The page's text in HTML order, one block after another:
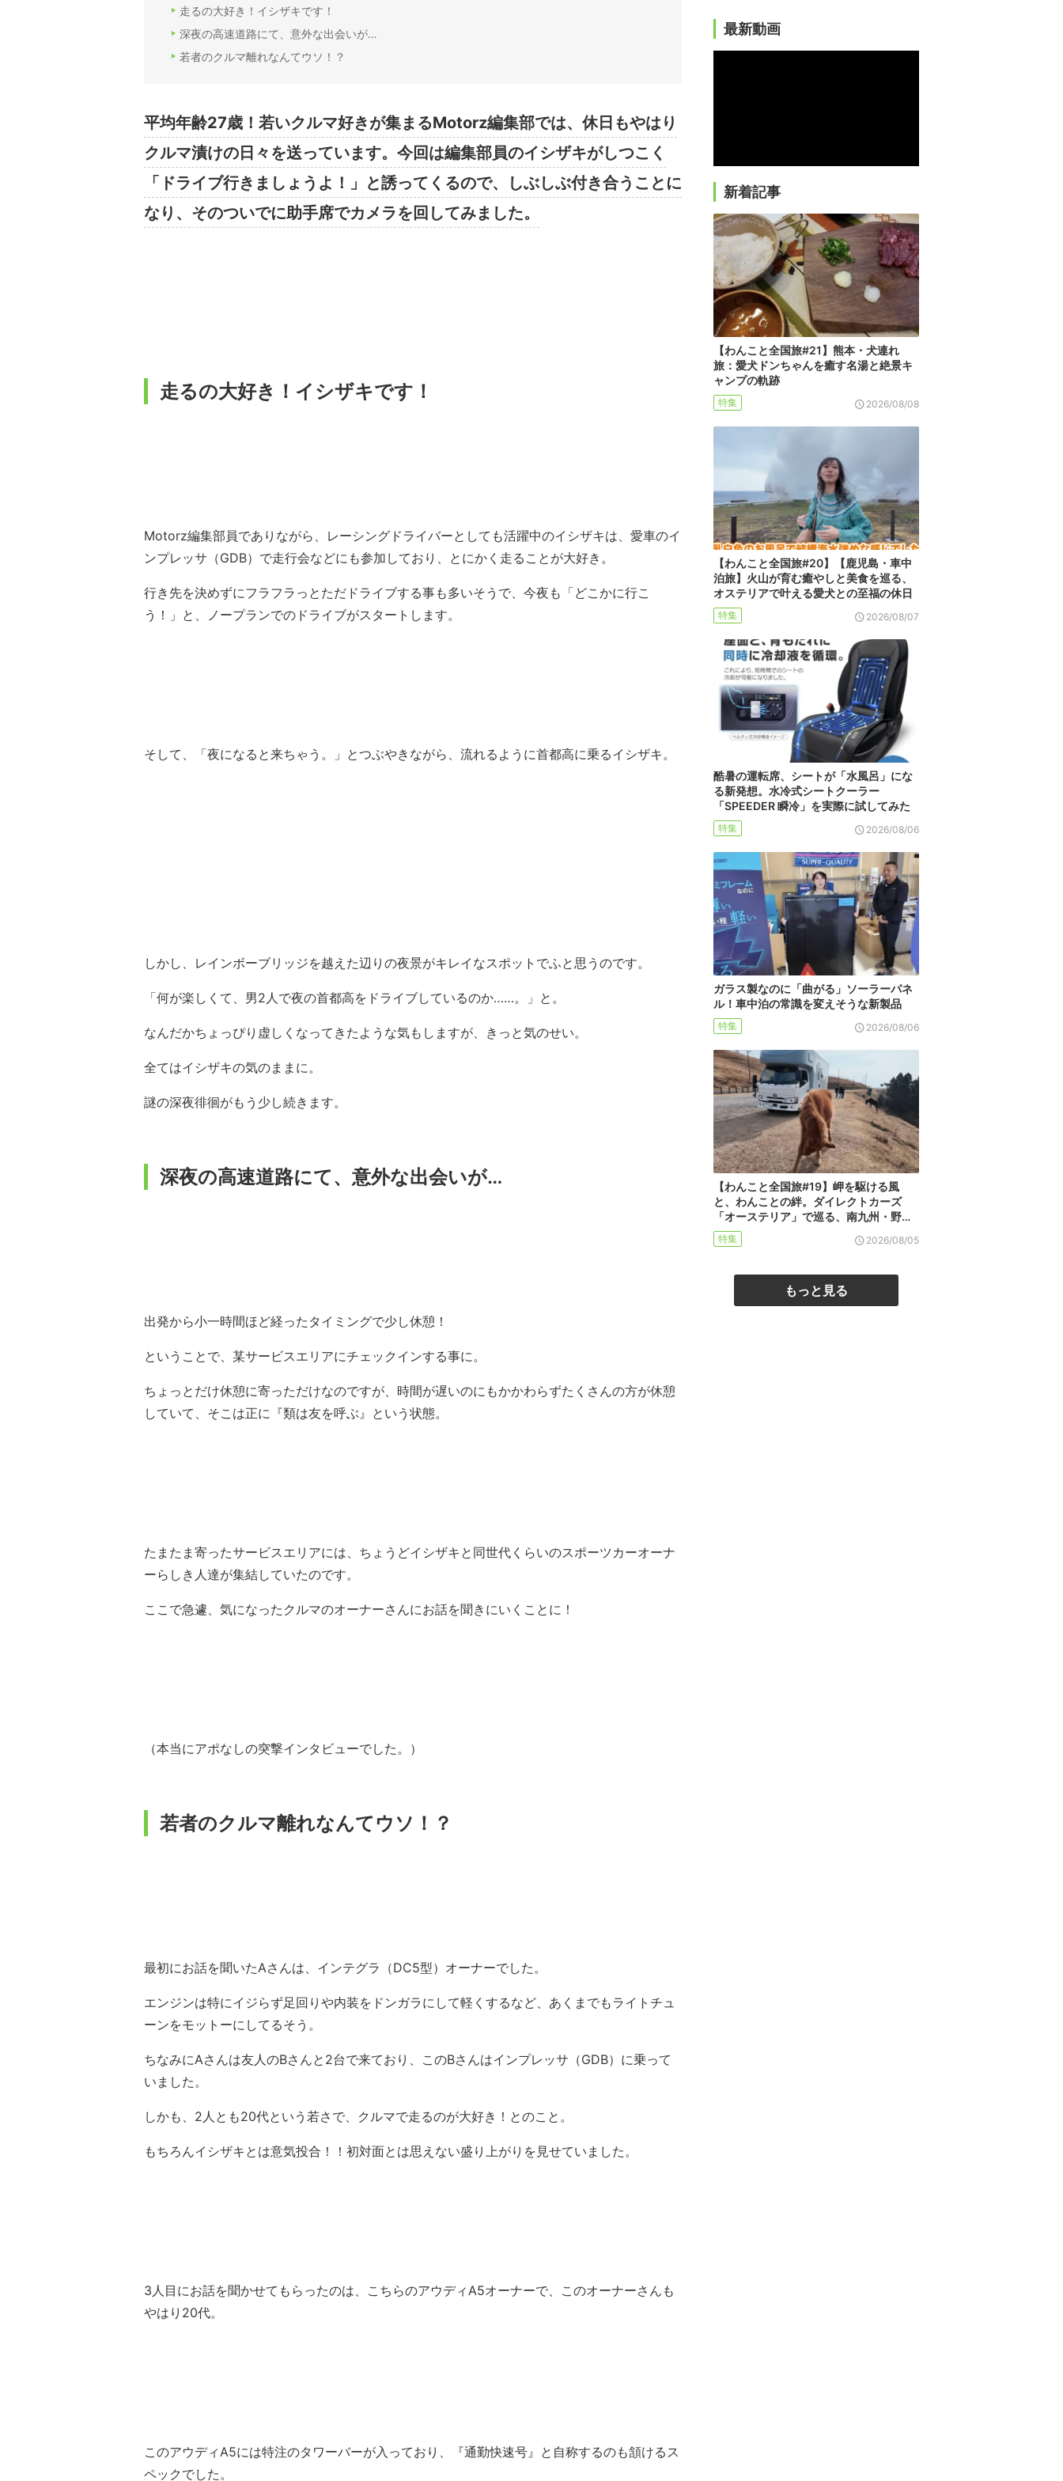
走るの大好き！イシザキです！
深夜の高速道路にて、意外な出会いが…
若者のクルマ離れなんてウソ！？
平均年齢27歳！若いクルマ好きが集まるMotorz編集部では、休日もやはり
クルマ漬けの日々を送っています。今回は編集部員のイシザキがしつこく
「ドライブ行きましょうよ！」と誘ってくるので、しぶしぶ付き合うことに
なり、そのついでに助手席でカメラを回してみました。
走るの大好き！イシザキです！
Motorz編集部員でありながら、レーシングドライバーとしても活躍中のイシザキは、愛車のイ
ンプレッサ（GDB）で走行会などにも参加しており、とにかく走ることが大好き。
行き先を決めずにフラフラっとただドライブする事も多いそうで、今夜も「どこかに行こ
う！」と、ノープランでのドライブがスタートします。
そして、「夜になると来ちゃう。」とつぶやきながら、流れるように首都高に乗るイシザキ。
しかし、レインボーブリッジを越えた辺りの夜景がキレイなスポットでふと思うのです。
「何が楽しくて、男2人で夜の首都高をドライブしているのか……。」と。
なんだかちょっぴり虚しくなってきたような気もしますが、きっと気のせい。
全てはイシザキの気のままに。
謎の深夜徘徊がもう少し続きます。
深夜の高速道路にて、意外な出会いが…
出発から小一時間ほど経ったタイミングで少し休憩！
ということで、某サービスエリアにチェックインする事に。
ちょっとだけ休憩に寄っただけなのですが、時間が遅いのにもかかわらずたくさんの方が休憩
していて、そこは正に『類は友を呼ぶ』という状態。
たまたま寄ったサービスエリアには、ちょうどイシザキと同世代くらいのスポーツカーオーナ
ーらしき人達が集結していたのです。
ここで急遽、気になったクルマのオーナーさんにお話を聞きにいくことに！
（本当にアポなしの突撃インタビューでした。）
若者のクルマ離れなんてウソ！？
最初にお話を聞いたAさんは、インテグラ（DC5型）オーナーでした。
エンジンは特にイジらず足回りや内装をドンガラにして軽くするなど、あくまでもライトチュ
ーンをモットーにしてるそう。
ちなみにAさんは友人のBさんと2台で来ており、このBさんはインプレッサ（GDB）に乗って
いました。
しかも、2人とも20代という若さで、クルマで走るのが大好き！とのこと。
もちろんイシザキとは意気投合！！初対面とは思えない盛り上がりを見せていました。
3人目にお話を聞かせてもらったのは、こちらのアウディA5オーナーで、このオーナーさんも
やはり20代。
このアウディA5には特注のタワーバーが入っており、『通勤快速号』と自称するのも頷けるス
ペックでした。
最新動画
新着記事
【わんこと全国旅#21】熊本・犬連れ
旅：愛犬ドンちゃんを癒す名湯と絶景キ
ャンプの軌跡
特集 2026/08/08
【わんこと全国旅#20】【鹿児島・車中
泊旅】火山が育む癒やしと美食を巡る、
オステリアで叶える愛犬との至福の休日
特集 2026/08/07
酷暑の運転席、シートが「水風呂」にな
る新発想。水冷式シートクーラー
「SPEEDER 瞬冷」を実際に試してみた
特集 2026/08/06
ガラス製なのに「曲がる」ソーラーパネ
ル！車中泊の常識を変えそうな新製品
特集 2026/08/06
【わんこと全国旅#19】岬を駆ける風
と、わんことの絆。ダイレクトカーズ
「オーステリア」で巡る、南九州・野…
特集 2026/08/05
もっと見る